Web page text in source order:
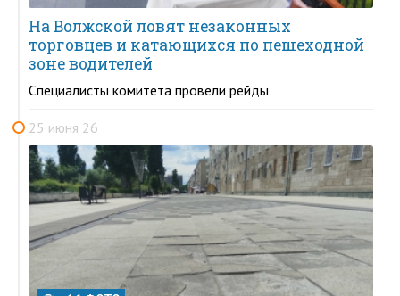
На Волжской ловят незаконных
торговцев и катающихся по пешеходной
зоне водителей
Специалисты комитета провели рейды
25 июня 26